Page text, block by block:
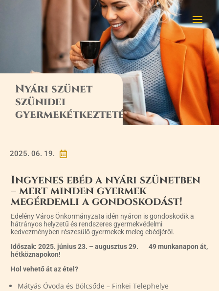
Nyári szünet
szünidei
gyermekétkeztetés

2025. 06. 19.
Ingyenes ebéd a nyári szünetben
– mert minden gyermek
megérdemli a gondoskodást!
Edelény Város Önkormányzata idén nyáron is gondoskodik a
hátrányos helyzetű és rendszeres gyermekvédelmi
kedvezményben részesülő gyermekek meleg ebédjéről.
Időszak: 2025. június 23. – augusztus 29.
49 munkanapon át,
hétköznapokon!
Hol vehető át az étel?
Mátyás Óvoda és Bölcsőde – Finkei Telephelye